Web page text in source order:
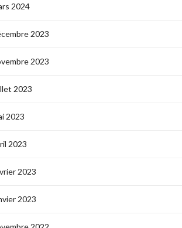
2024
2023
2023
2023
2023
2023
2023
2023